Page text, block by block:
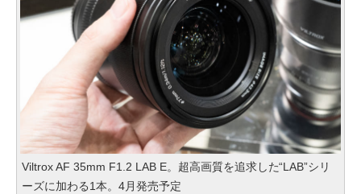
Viltrox AF 35mm F1.2 LAB E。超高画質を追求した“LAB”シリ
ーズに加わる1本。4月発売予定